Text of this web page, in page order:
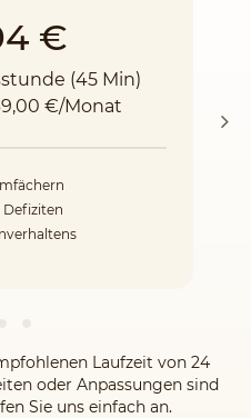
€
(45 Min)
€/Monat
Laufzeit von 24
oder Anpassungen sind
Sie uns einfach an.